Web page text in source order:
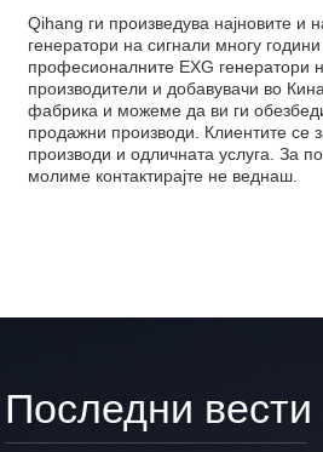
Qihang ги произведува најновите и
генератори на сигнали многу
професионалните EXG генератори
производители и добавувачи во
фабрика и можеме да ви ги
продажни производи. Клиентите се
производи и одличната услуга. За
молиме контактирајте не веднаш.
Последни вести